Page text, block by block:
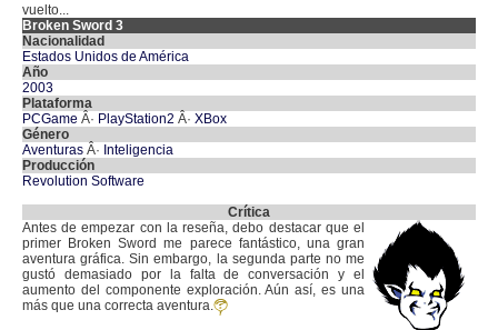
vuelto...
Broken Sword 3
Nacionalidad
Estados Unidos de América
Año
2003
Plataforma
PCGame Â· PlayStation2 Â· XBox
Género
Aventuras Â· Inteligencia
Producción
Revolution Software
Crítica
Antes de empezar con la reseña, debo destacar que el
primer Broken Sword me parece fantástico, una gran
aventura gráfica. Sin embargo, la segunda parte no me
gustó demasiado por la falta de conversación y el
aumento del componente exploración. Aún así, es una
más que una correcta aventura.